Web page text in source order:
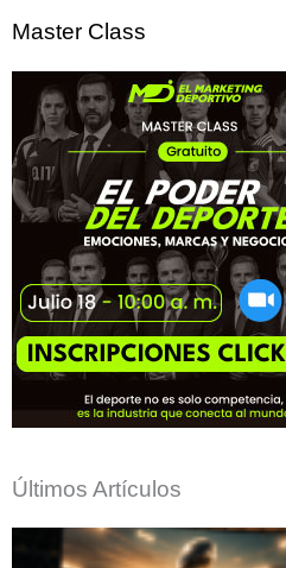
Master Class
Últimos Artículos